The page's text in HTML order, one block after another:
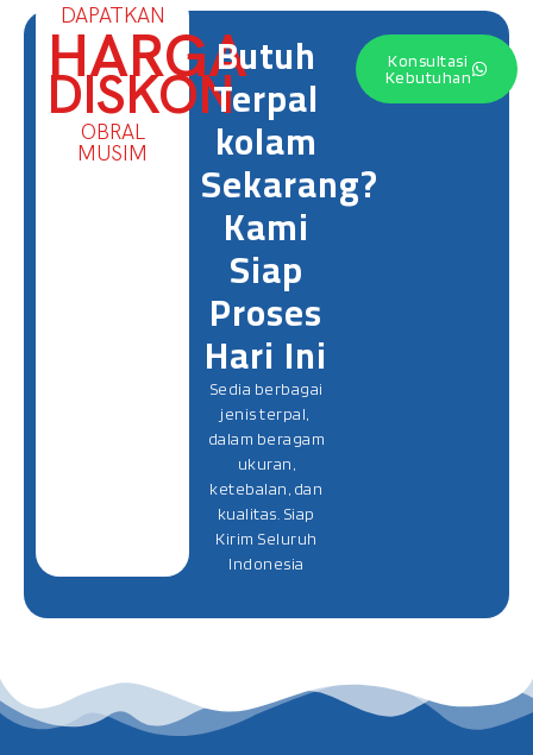
DAPATKAN
HARGA
DISKON
OBRAL
MUSIM
Butuh
Terpal
kolam
Sekarang?
Kami
Siap
Proses
Hari Ini
Sedia berbagai
jenis terpal,
dalam beragam
ukuran,
ketebalan, dan
kualitas. Siap
Kirim Seluruh
Indonesia
Konsultasi
Kebutuhan